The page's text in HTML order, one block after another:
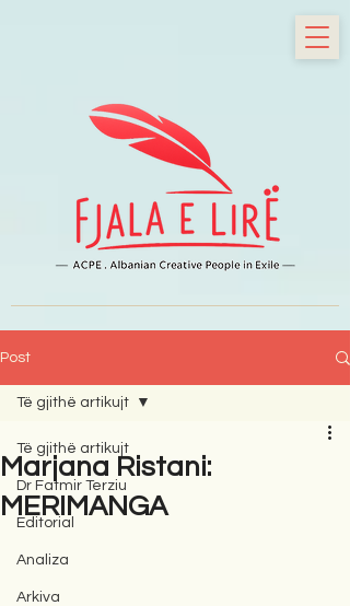
Post
Të gjithë artikujt
Dr Fatmir Terziu
Editorial
Analiza
Arkiva
Të gjithë artikujt
Marjana Ristani:
MERIMANGA